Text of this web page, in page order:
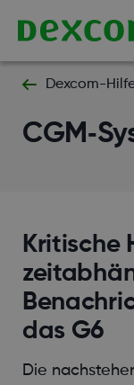
Dexcom-
Kritische
das G6
Die